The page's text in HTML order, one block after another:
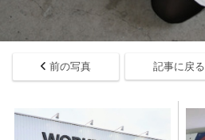
前の写真 記事に戻る